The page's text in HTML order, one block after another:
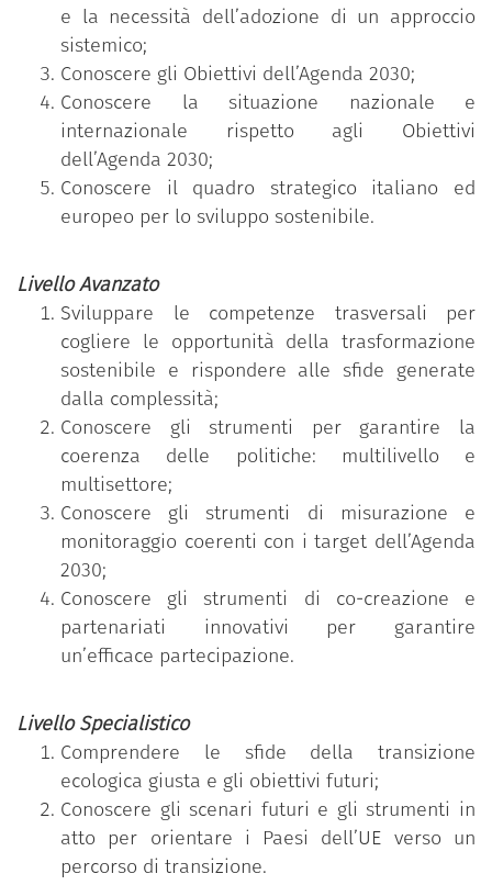
Nuove competenze per le Pubbliche
Amministrazioni”
sul tema della transizione
ecologica, che mira ad avviare un profondo
cambiamento in cui il settore pubblico gioca un
ruolo guida per non lasciare indietro nessuno e
garantire una transizione giusta e inclusiva rispetto
alle diversità di individui, comunità e territori. Il
programma è messo a disposizione gratuitamente
dal Dipartimento della funzione pubblica della
Il programma mira a far comprendere il ruolo delle
Pubbliche Amministrazioni nei processi di
trasformazione sostenibile prevedendo
l’acquisizione e il rafforzamento di 11 conoscenze e
abilità raggruppate secondo tre livelli di
padronanza (base, avanzato e specialistico).
Il dipendente pubblico che ha conseguito il Badge
ha partecipato al percorso formativo personalizzato
in funzione dell’effettivo fabbisogno di competenze
individuale rilevato, attraverso un test di
assessment iniziale, ed ha superato con successo il
test di verifica delle competenze acquisite relativo
al livello di padronanza più elevato (specialistico).
e la necessità dell’adozione di un approccio
sistemico;
Conoscere gli Obiettivi dell’Agenda 2030;
Conoscere la situazione nazionale e
internazionale rispetto agli Obiettivi
dell’Agenda 2030;
Conoscere il quadro strategico italiano ed
europeo per lo sviluppo sostenibile.
Livello Avanzato
Sviluppare le competenze trasversali per
cogliere le opportunità della trasformazione
sostenibile e rispondere alle sfide generate
dalla complessità;
Conoscere gli strumenti per garantire la
coerenza delle politiche: multilivello e
multisettore;
Conoscere gli strumenti di misurazione e
monitoraggio coerenti con i target dell’Agenda
2030;
Conoscere gli strumenti di co-creazione e
partenariati innovativi per garantire
un’efficace partecipazione.
Livello Specialistico
Comprendere le sfide della transizione
ecologica giusta e gli obiettivi futuri;
Conoscere gli scenari futuri e gli strumenti in
atto per orientare i Paesi dell’UE verso un
percorso di transizione.